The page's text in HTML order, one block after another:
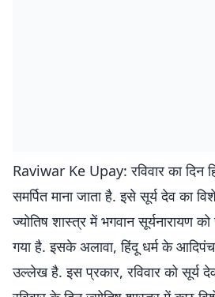
Raviwar Ke Upay: रविवार का दिन
समर्पित माना जाता है. इसे सूर्य देव का
ज्योतिष शास्त्र में भगवान सूर्यनारायण को
गया है. इसके अलावा, हिंदू धर्म के आदिपंच
उल्लेख है. इस प्रकार, रविवार को सूर्य